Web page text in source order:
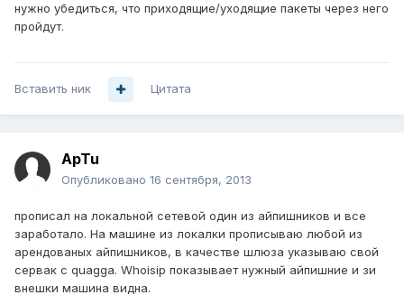
нужно убедиться, что приходящие/уходящие пакеты через него
пройдут.
Вставить ник Цитата
ApTu
Опубликовано 16 сентября, 2013
прописал на локальной сетевой один из айпишников и все
заработало. На машине из локалки прописываю любой из
арендованых айпишников, в качестве шлюза указываю свой
сервак с quagga. Whoisip показывает нужный айпишние и зи
внешки машина видна.